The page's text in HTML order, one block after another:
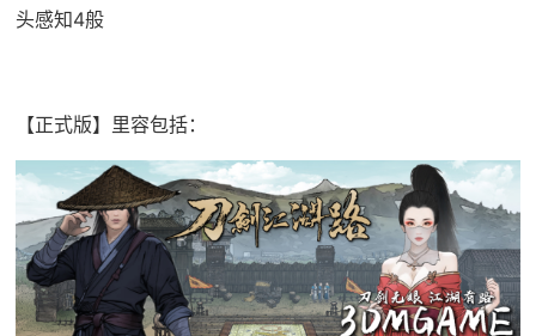
头感知4般
【正式版】里容包括：